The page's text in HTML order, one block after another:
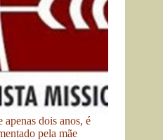
dois anos, é
pela mãe